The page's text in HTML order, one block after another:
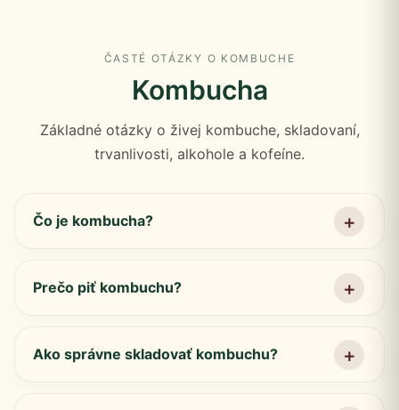
ČASTÉ OTÁZKY O KOMBUCHE
Kombucha
Základné otázky o živej kombuche, skladovaní,
trvanlivosti, alkohole a kofeíne.
Čo je kombucha?
Prečo piť kombuchu?
Ako správne skladovať kombuchu?